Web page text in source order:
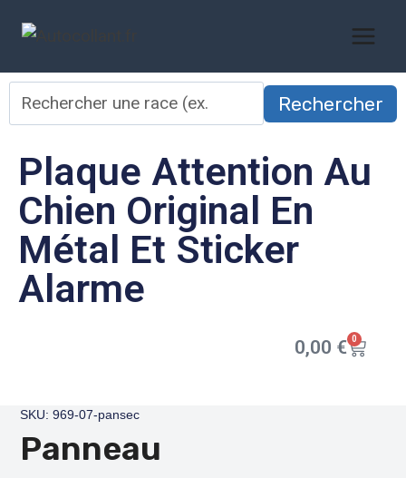
Rechercher
Plaque Attention Au
Chien Original En
Métal Et Sticker
Alarme
0,00 € 0
SKU: 969-07-pansec
Panneau